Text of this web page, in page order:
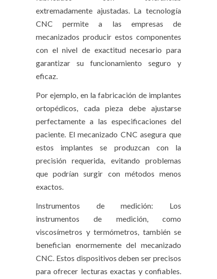
extremadamente ajustadas. La tecnología
CNC permite a las empresas de
mecanizados producir estos componentes
con el nivel de exactitud necesario para
garantizar su funcionamiento seguro y
eficaz.
Por ejemplo, en la fabricación de implantes
ortopédicos, cada pieza debe ajustarse
perfectamente a las especificaciones del
paciente. El mecanizado CNC asegura que
estos implantes se produzcan con la
precisión requerida, evitando problemas
que podrían surgir con métodos menos
exactos.
Instrumentos de medición: Los
instrumentos de medición, como
viscosímetros y termómetros, también se
benefician enormemente del mecanizado
CNC. Estos dispositivos deben ser precisos
para ofrecer lecturas exactas y confiables.